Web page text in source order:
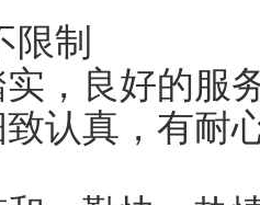
制
良好的服务
真，有耐心